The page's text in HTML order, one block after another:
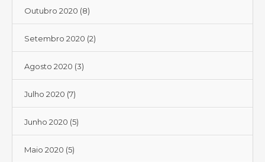
Outubro 2020 (8)
Setembro 2020 (2)
Agosto 2020 (3)
Julho 2020 (7)
Junho 2020 (5)
Maio 2020 (5)